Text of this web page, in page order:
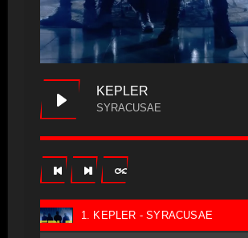
KEPLER
SYRACUSAE
1. KEPLER - SYRACUSAE